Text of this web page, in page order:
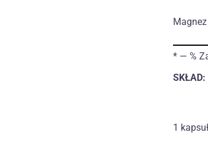
Magnez
* — %
SKŁAD:
1